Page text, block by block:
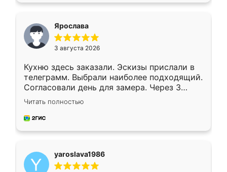
Ярослава
3 августа 2026
Кухню здесь заказали. Эскизы прислали в
телеграмм. Выбрали наиболее подходящий.
Согласовали день для замера. Через 3
недели кухня была уже готова. Остались
довольны работой. Спасибо Ренессанс
мебель за качественную работу!
Читать полностью
yaroslava1986